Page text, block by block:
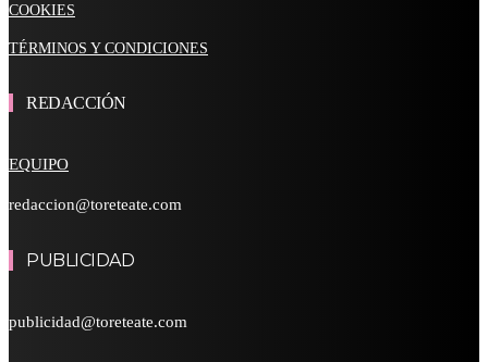
COOKIES
TÉRMINOS Y CONDICIONES
REDACCIÓN
EQUIPO
redaccion@toreteate.com
PUBLICIDAD
publicidad@toreteate.com